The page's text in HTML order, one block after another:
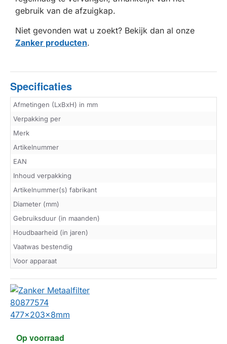
gebruik van de afzuigkap.
Niet gevonden wat u zoekt? Bekijk dan al onze
Zanker producten.
Specificaties
Afmetingen (LxBxH) in mm
Verpakking per
Merk
Artikelnummer
EAN
Inhoud verpakking
Artikelnummer(s) fabrikant
Diameter (mm)
Gebruiksduur (in maanden)
Houdbaarheid (in jaren)
Vaatwas bestendig
Voor apparaat
Op voorraad